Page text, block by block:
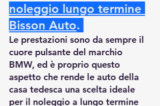
noleggio lungo termine
Bisson Auto.
Le prestazioni sono da sempre il
cuore pulsante del marchio
BMW, ed è proprio questo
aspetto che rende le auto della
casa tedesca una scelta ideale
per il noleggio a lungo termine